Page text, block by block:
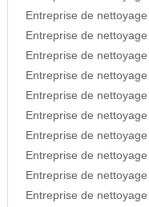
Entreprise de
Entreprise de
Entreprise de
Entreprise de
Entreprise de
Entreprise de
Entreprise de
Entreprise de
Entreprise de
Entreprise de